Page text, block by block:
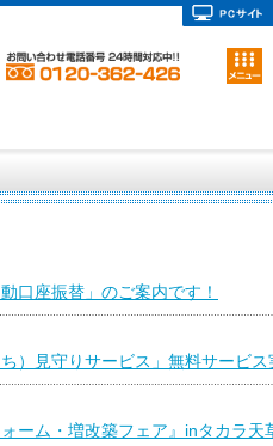
口座振替」のご案内です！
）見守りサービス」無料サービ
ーム・増改築フェア』inタカラ